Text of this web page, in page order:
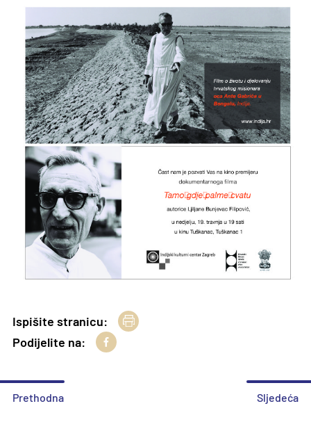
Ispišite stranicu:
Podijelite na:
Prethodna Sljedeća